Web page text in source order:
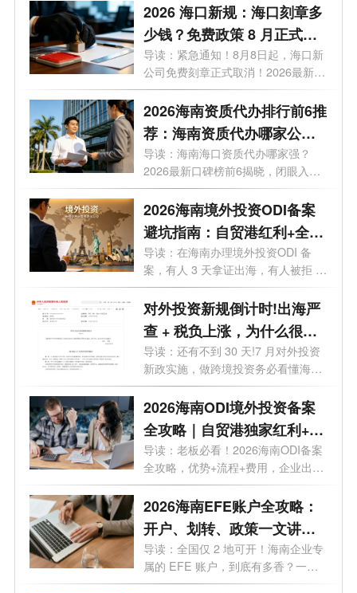
2026 海口新规：海口刻章多
少钱？免费政策 8 月正式取
消
导读：紧急通知！8月8日起，海口新
公司免费刻章正式取消！2026最新政
策，海...
2026海南资质代办排行前6推
荐：海南资质代办哪家公司
好？
导读：海南海口资质代办哪家强？
2026最新口碑榜前6揭晓，闭眼入。
你想在海...
2026海南境外投资ODI备案
避坑指南：自贸港红利+全流
程实操，28个问题一次讲透
导读：在海南办理境外投资ODI 备
案，有人 3 天拿证出海，有人被拒 5
次？28 ...
对外投资新规倒计时!出海严
查 + 税负上涨，为什么很多
老板都把 ODI备案落在海
南？
导读：还有不到 30 天!7 月对外投资
新政实施，做跨境投资务必看懂海南
政策...
2026海南ODI境外投资备案
全攻略｜自贸港独家红利+流
程+费用+靠谱机构
导读：老板必看！2026海南ODI备案
全攻略，优势+流程+费用，企业出海
看这一篇...
2026海南EFE账户全攻略：
开户、划转、政策一文讲
透，外贸老板必看
导读：全国仅 2 地可开！海南企业专
属的 EFE 账户，到底有多香？一文
讲透。...